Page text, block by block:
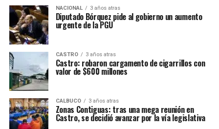
NACIONAL 3 años atras
Diputado Bórquez pide al gobierno un aumento
urgente de la PGU
CASTRO 3 años atras
Castro: robaron cargamento de cigarrillos con
valor de $600 millones
CALBUCO 3 años atras
Zonas Contiguas: tras una mega reunión en
Castro, se decidió avanzar por la vía legislativa